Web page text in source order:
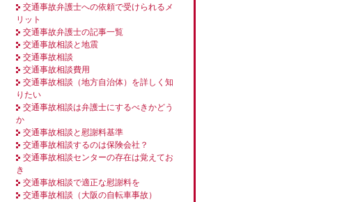
交通事故弁護士への依頼で受けられるメ
リット
交通事故弁護士の記事一覧
交通事故相談と地震
交通事故相談
交通事故相談費用
交通事故相談（地方自治体）を詳しく知
りたい
交通事故相談は弁護士にするべきかどう
か
交通事故相談と慰謝料基準
交通事故相談するのは保険会社？
交通事故相談センターの存在は覚えてお
き
交通事故相談で適正な慰謝料を
交通事故相談（大阪の自転車事故）